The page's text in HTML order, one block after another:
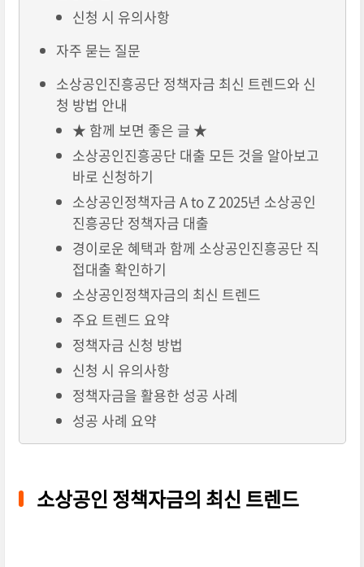
신청 시 유의사항
자주 묻는 질문
소상공인진흥공단 정책자금 최신 트렌드와 신
청 방법 안내
★ 함께 보면 좋은 글 ★
소상공인진흥공단 대출 모든 것을 알아보고
바로 신청하기
소상공인정책자금 A to Z 2025년 소상공인
진흥공단 정책자금 대출
경이로운 혜택과 함께 소상공인진흥공단 직
접대출 확인하기
소상공인정책자금의 최신 트렌드
주요 트렌드 요약
정책자금 신청 방법
신청 시 유의사항
정책자금을 활용한 성공 사례
성공 사례 요약
소상공인 정책자금의 최신 트렌드